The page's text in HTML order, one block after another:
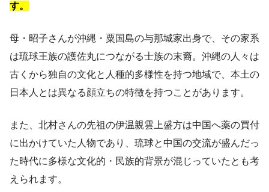
す。
母・昭子さんが沖縄・粟国島の与那城家出身で、その家系
は琉球王族の護佐丸につながる士族の末裔。沖縄の人々は
古くから独自の文化と人種的多様性を持つ地域で、本土の
日本人とは異なる顔立ちの特徴を持つことがあります。
また、北村さんの先祖の伊温親雲上盛方は中国へ薬の買付
に出かけていた人物であり、琉球と中国の交流が盛んだっ
た時代に多様な文化的・民族的背景が混じっていたとも考
えられます。